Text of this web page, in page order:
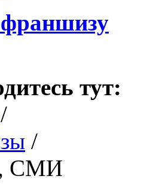
тут:
/
/
СМИ